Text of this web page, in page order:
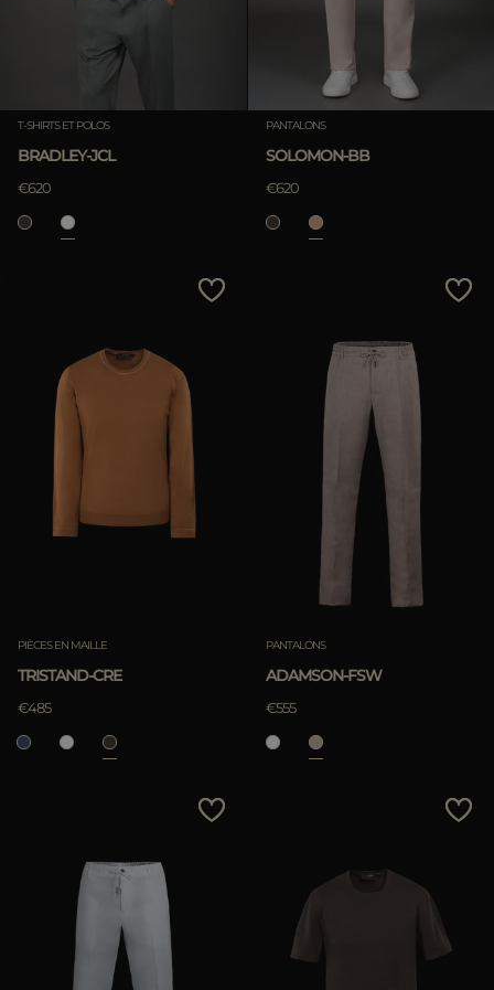
T-SHIRTS ET POLOS
BRADLEY-JCL
€620
PANTALONS
SOLOMON-BB
€620
PIÈCES EN MAILLE
TRISTAND-CRE
€485
PANTALONS
ADAMSON-FSW
€555